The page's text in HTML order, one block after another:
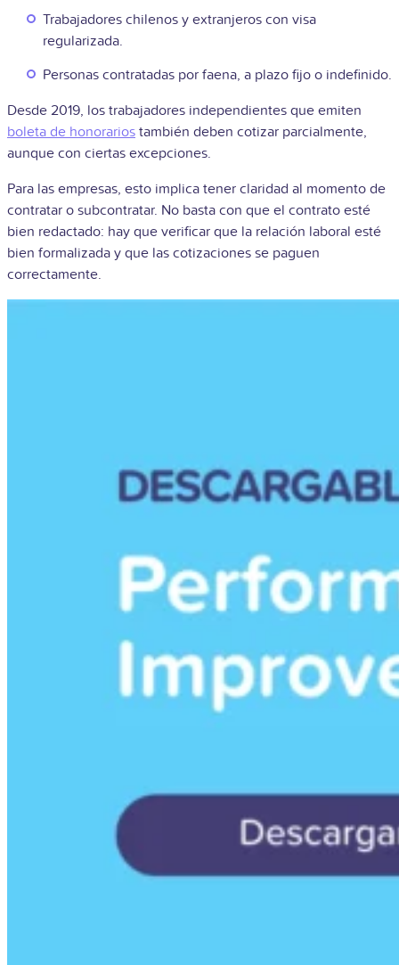
Trabajadores chilenos y extranjeros con visa
regularizada.
Personas contratadas por faena, a plazo fijo o indefinido.
Desde 2019, los trabajadores independientes que emiten
boleta de honorarios también deben cotizar parcialmente,
aunque con ciertas excepciones.
Para las empresas, esto implica tener claridad al momento de
contratar o subcontratar. No basta con que el contrato esté
bien redactado: hay que verificar que la relación laboral esté
bien formalizada y que las cotizaciones se paguen
correctamente.